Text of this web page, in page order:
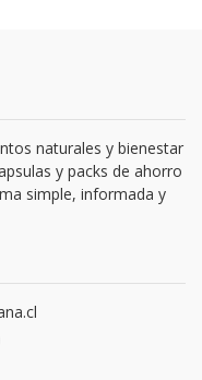
naturales y bienestar
y packs de ahorro
simple, informada y